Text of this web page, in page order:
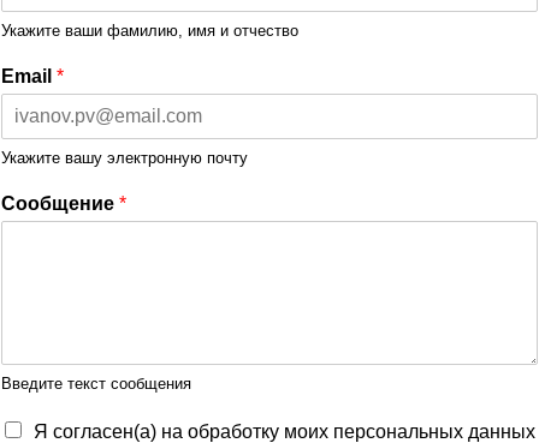
Укажите ваши фамилию, имя и отчество
Email *
Укажите вашу электронную почту
Сообщение *
Введите текст сообщения
Я согласен(а) на обработку моих персональных данных